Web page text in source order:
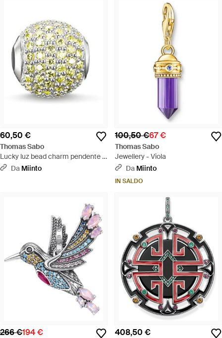
60,50 €
Thomas Sabo
Lucky luz bead charm pendente -
Bianco
Da Miinto
100,50 €67 €
Thomas Sabo
Jewellery - Viola
Da Miinto
IN SALDO
266 €194 € 408,50 €